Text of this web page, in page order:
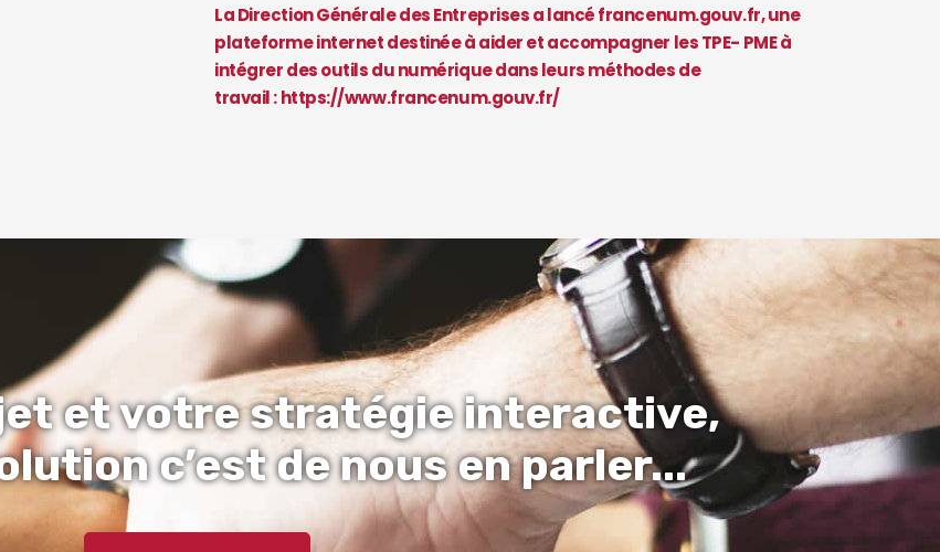
La Direction Générale des Entreprises a lancé francenum.gouv.fr, une
plateforme internet destinée à aider et accompagner les TPE- PME à
intégrer des outils du numérique dans leurs méthodes de
travail :https://www.francenum.gouv.fr/
et votre stratégie interactive,
c’est de nous en parler...